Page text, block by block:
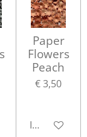
Paper
Flowers
Peach
€ 3,50
In